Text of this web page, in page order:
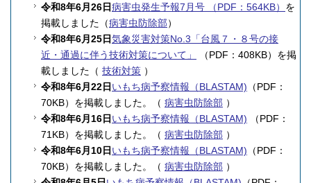
令和8年6月26日病害虫発生予報7月号 （PDF：564KB） を
掲載しました（病害虫防除部）
令和8年6月25日気象災害対策No.3「台風７・８号の接
近・通過に伴う技術対策について」
（PDF：408KB）を掲
載しました（ 技術対策 ）
令和8年6月22日いもち病予察情報（BLASTAM) （PDF：
70KB）を掲載しました。（ 病害虫防除部 ）
令和8年6月16日いもち病予察情報（BLASTAM) （PDF：
71KB）を掲載しました。（ 病害虫防除部 ）
令和8年6月10日いもち病予察情報（BLASTAM) （PDF：
70KB）を掲載しました。（ 病害虫防除部 ）